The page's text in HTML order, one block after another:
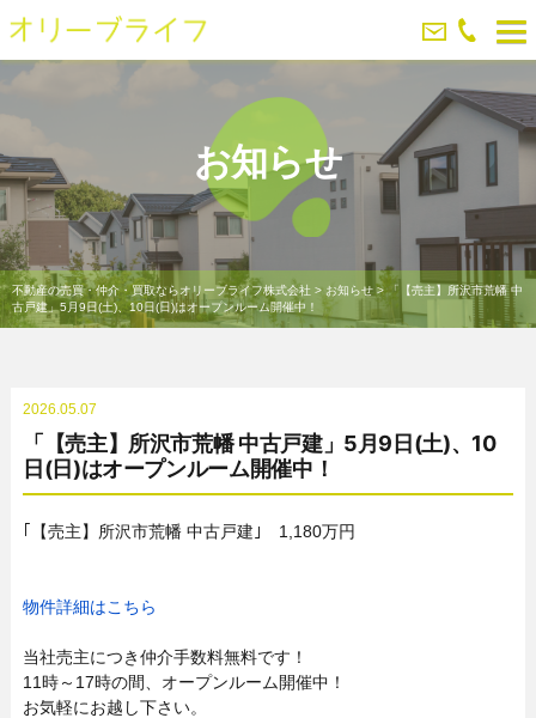
お知らせ
不動産の売買・仲介・買取ならオリーブライフ株式会社 > お知らせ> 「【売主】所沢市荒幡 中
古戸建」5月9日(土)、10日(日)はオープンルーム開催中！
2026.05.07
「【売主】所沢市荒幡 中古戸建」5月9日(土)、10
日(日)はオープンルーム開催中！
｢【売主】所沢市荒幡 中古戸建｣ 1,180万円
物件詳細はこちら
当社売主につき仲介手数料無料です！
11時～17時の間、オープンルーム開催中！
お気軽にお越し下さい。